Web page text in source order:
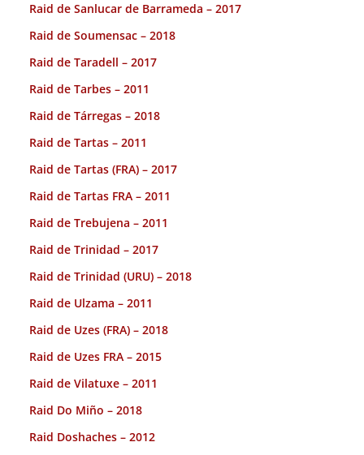
Raid de Sanlucar de Barrameda – 2017
Raid de Soumensac – 2018
Raid de Taradell – 2017
Raid de Tarbes – 2011
Raid de Tárregas – 2018
Raid de Tartas – 2011
Raid de Tartas (FRA) – 2017
Raid de Tartas FRA – 2011
Raid de Trebujena – 2011
Raid de Trinidad – 2017
Raid de Trinidad (URU) – 2018
Raid de Ulzama – 2011
Raid de Uzes (FRA) – 2018
Raid de Uzes FRA – 2015
Raid de Vilatuxe – 2011
Raid Do Miño – 2018
Raid Doshaches – 2012